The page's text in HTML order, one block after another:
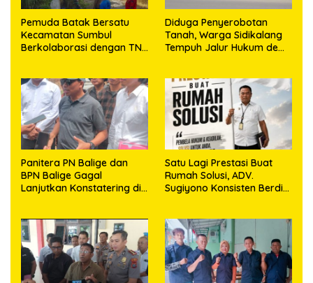
Pemuda Batak Bersatu
Kecamatan Sumbul
Berkolaborasi dengan TNI
023/KS dan HUT Ke-81
Kemerdekaan RI
Diduga Penyerobotan
Tanah, Warga Sidikalang
Tempuh Jalur Hukum demi
Panitera PN Balige dan
BPN Balige Gagal
Lanjutkan Konstatering di
Satu Lagi Prestasi Buat
Rumah Solusi, ADV.
Sugiyono Konsisten Berdiri